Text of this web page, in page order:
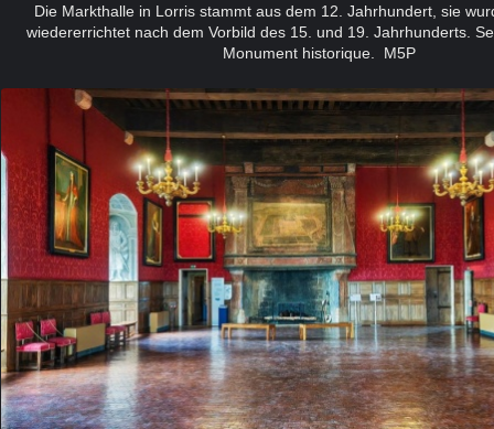
Die Markthalle in Lorris stammt aus dem 12. Jahrhundert, sie
wiedererrichtet nach dem Vorbild des 15. und 19. Jahrhunderts.
Monument historique. M5P